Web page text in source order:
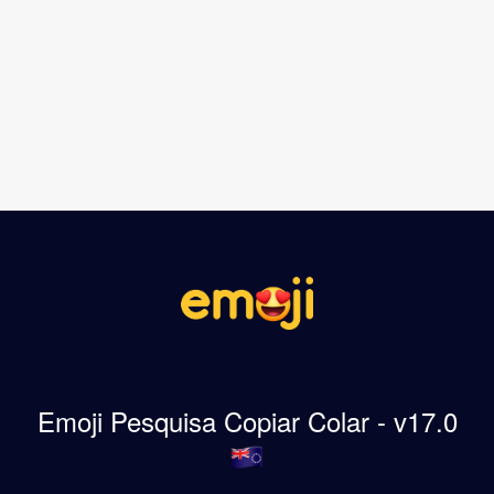
Emoji Pesquisa Copiar Colar - v17.0